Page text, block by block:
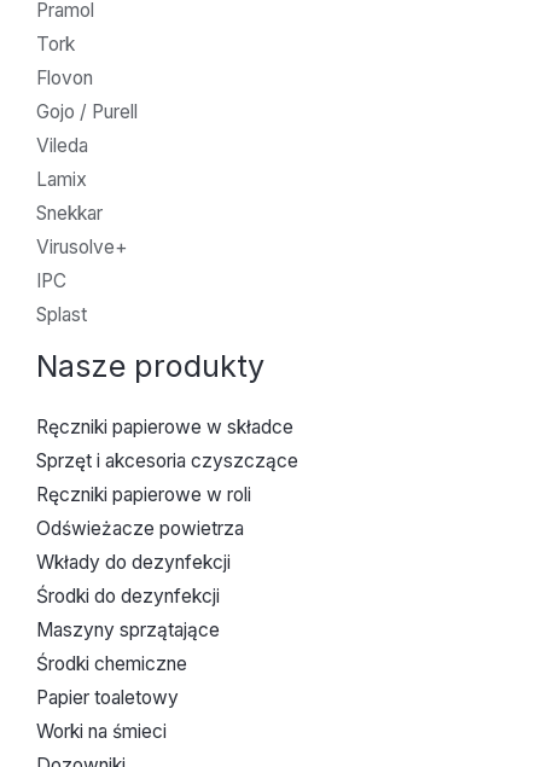
Pramol
Tork
Flovon
Gojo / Purell
Vileda
Lamix
Snekkar
Virusolve+
IPC
Splast
Nasze produkty
Ręczniki papierowe w składce
Sprzęt i akcesoria czyszczące
Ręczniki papierowe w roli
Odświeżacze powietrza
Wkłady do dezynfekcji
Środki do dezynfekcji
Maszyny sprzątające
Środki chemiczne
Papier toaletowy
Worki na śmieci